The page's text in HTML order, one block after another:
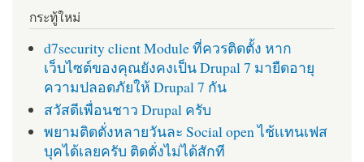
กระทู้ใหม่
d7security client Module ที่ควรติดตั้ง หาก
เว็บไซต์ของคุณยังคงเป็น Drupal 7 มายืดอายุ
ความปลอดภัยให้ Drupal 7 กัน
สวัสดีเพื่อนชาว Drupal ครับ
พยามติดตั่งหลายวันละ Social open ไช้เเทนเฟส
บุคได้เลยครับ ติดตั่งไม่ได้สักที